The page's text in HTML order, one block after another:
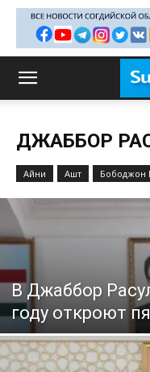
ДЖАББОР
Айни Ашт Бободжон
В Джаббор
году откроют